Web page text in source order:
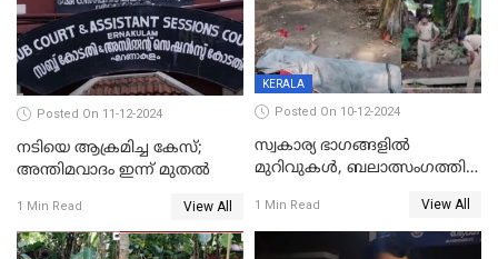
Posted On 11-12-2024
നടിയെ ആക്രമിച്ച കേസ്;
അന്തിമവാദം ഇന്ന് മുതല്‍
1 Min Read View All
KERALA
Posted On 10-12-2024
സ്വകാര്യ ഭാഗങ്ങളിൽ
മുറിവുകൾ, ബലാത്സംഗത്തിന്
കൊലപാതകത്തില്‍
പോസ്റ്റ്‌മോർട്ടം റിപ്പോർട്ട്
1 Min Read View All